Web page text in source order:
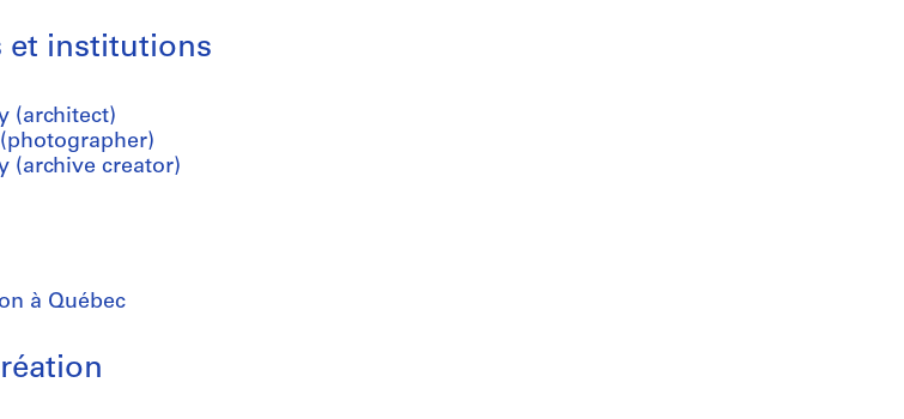
et institutions
(architect)
(archive creator)
à Québec